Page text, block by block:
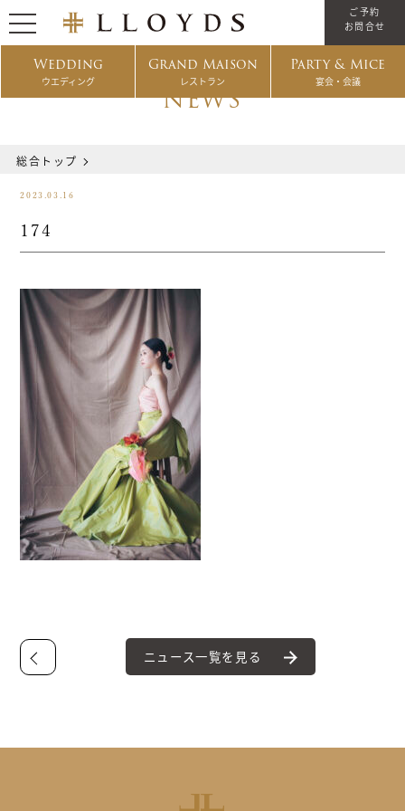
Wedding
ウエディング
Grand Maison
レストラン
Party & Mice
宴会・会議
ご予約
お問合せ
NEWS
総合トップ
2023.03.16
174
ニュース一覧を見る